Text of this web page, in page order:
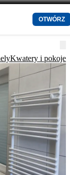
OTWÓRZ
Kwatery i pokoje